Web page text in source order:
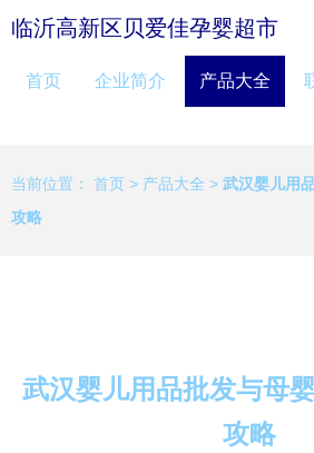
临沂高新区贝爱佳孕婴超市
首页 企业简介 产品大全
当前位置： 首页 > 产品大全 > 武汉婴儿用
攻略
武汉婴儿用品批发与母
攻略